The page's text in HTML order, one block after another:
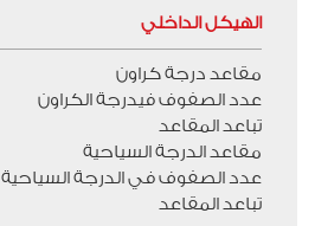
الهيكل الداخلي
مقاعد درجة كراون
عدد الصفوف فيدرجة الكراون
تباعد المقاعد
مقاعد الدرجة السياحية
عدد الصفوف في الدرجة السياحية
تباعد المقاعد